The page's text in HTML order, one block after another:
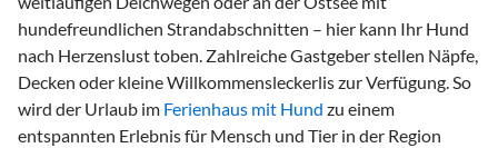
hundefreundlichen Strandabschnitten – hier kann Ihr Hund
nach Herzenslust toben. Zahlreiche Gastgeber stellen Näpfe,
Decken oder kleine Willkommensleckerlis zur Verfügung. So
wird der Urlaub im Ferienhaus mit Hund zu einem
entspannten Erlebnis für Mensch und Tier in der Region